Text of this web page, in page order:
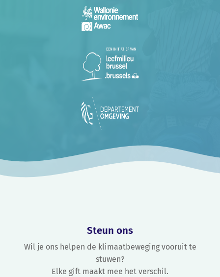
Steun ons
Wil je ons helpen de klimaatbeweging vooruit te
stuwen?
Elke gift maakt mee het verschil.